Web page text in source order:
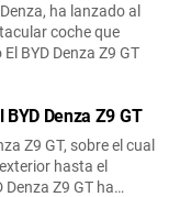
ha lanzado al
coche que
BYD Denza Z9 GT
Denza Z9 GT
Z9 GT, sobre el cual
hasta el
Denza Z9 GT ha…